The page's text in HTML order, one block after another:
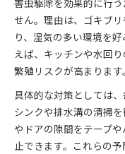
せん。理由は、ゴキブ
り、湿気の多い環境を
えば、キッチンや水回
繁殖リスクが高まります。
具体的な対策としては
シンクや排水溝の清掃
やドアの隙間をテープ
止できます。これらの